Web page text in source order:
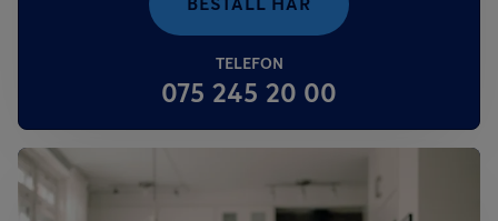
TELEFON
075 245 20 00